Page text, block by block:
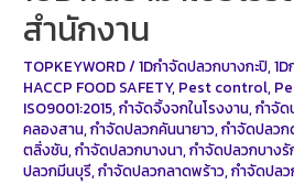
สำนักงาน
TOPKEYWORD/1Dกำจัดปลวกบางกะปิ,
HACCP FOOD SAFETY, Pest control,
ISO9001:2015,กำจัดจิ้งจกในโรงงาน,กำจัด
คลองสาน,กำจัดปลวกคันนายาว,กำจัดปลวก
ตลิ่งชัน,กำจัดปลวกบางนา,กำจัดปลวกบางรั
ปลวกมีนบุรี,กำจัดปลวกลาดพร้าว,กำจัดปล